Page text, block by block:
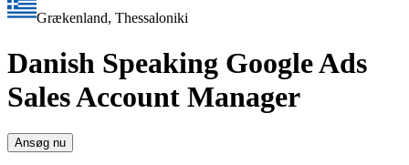
Grækenland, Thessaloniki
Danish Speaking Google Ads
Sales Account Manager
Ansøg nu